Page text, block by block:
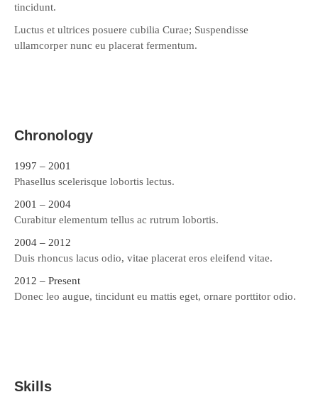
tincidunt.
Luctus et ultrices posuere cubilia Curae; Suspendisse
ullamcorper nunc eu placerat fermentum.
Chronology
1997 – 2001
Phasellus scelerisque lobortis lectus.
2001 – 2004
Curabitur elementum tellus ac rutrum lobortis.
2004 – 2012
Duis rhoncus lacus odio, vitae placerat eros eleifend vitae.
2012 – Present
Donec leo augue, tincidunt eu mattis eget, ornare porttitor odio.
Skills